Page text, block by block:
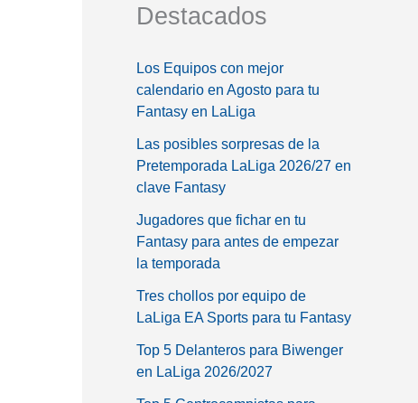
Destacados
Los Equipos con mejor
calendario en Agosto para tu
Fantasy en LaLiga
Las posibles sorpresas de la
Pretemporada LaLiga 2026/27 en
clave Fantasy
Jugadores que fichar en tu
Fantasy para antes de empezar
la temporada
Tres chollos por equipo de
LaLiga EA Sports para tu Fantasy
Top 5 Delanteros para Biwenger
en LaLiga 2026/2027